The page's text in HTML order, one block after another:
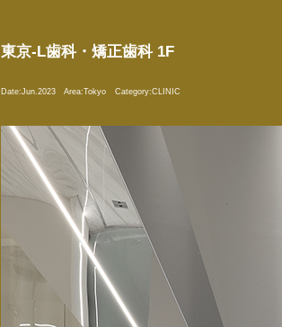
東京-L歯科・矯正歯科 1F
Date:Jun.2023 Area:Tokyo Category:CLINIC